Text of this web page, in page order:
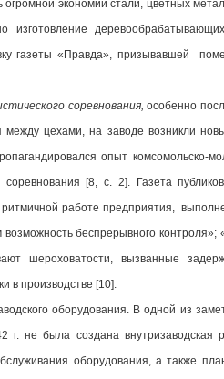
огромной экономии стали, цветных
газеты «Правда», призывавшей
соревнования,особенно
цехами, на заводе возникли
опыт комсомольско-
[8, c. 2]. Газета
работе предприятия,
беспрерывного
шероховатости, вызванные
в производстве [10].
оборудования. В одной из
г. не была создана
оборудования, а также